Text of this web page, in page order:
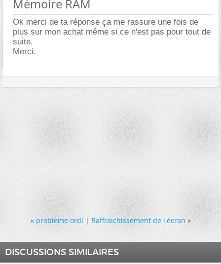
Mémoire RAM
Ok merci de ta réponse ça me rassure une fois de
plus sur mon achat même si ce n'est pas pour tout de
suite.
Merci.
« probleme ordi|Raffraichissement de l'écran »
DISCUSSIONS SIMILAIRES